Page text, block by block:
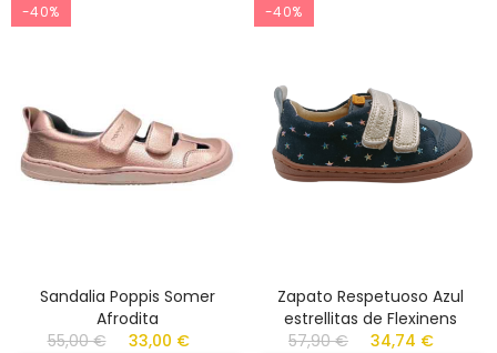
-40%
Sandalia Poppis Somer
Afrodita
55,00 €
33,00 €
-40%
Zapato Respetuoso Azul
estrellitas de Flexinens
57,90 €
34,74 €